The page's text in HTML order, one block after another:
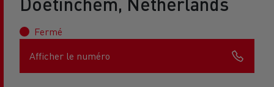
Fermé
Afficher le numéro